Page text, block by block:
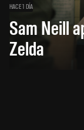
HACE 1 DÍA
Sam Neill
Zelda